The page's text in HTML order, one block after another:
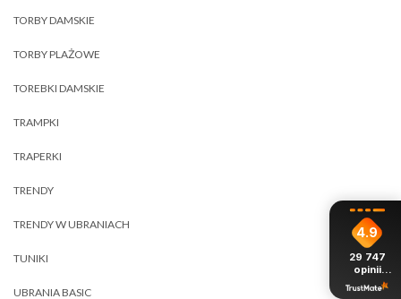
TORBY DAMSKIE
TORBY PLAŻOWE
TOREBKI DAMSKIE
TRAMPKI
TRAPERKI
TRENDY
TRENDY W UBRANIACH
TUNIKI
UBRANIA BASIC
4.9
29 747
opinii
z całego
okresu